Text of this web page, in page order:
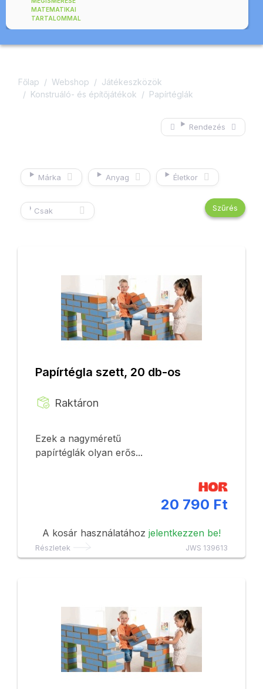
MATEMATIKAI
TARTALOMMAL
Főlap Webshop
Játékeszközök
Konstruáló- és építőjátékok
Papírtéglák
Rendezés
Márka Anyag Életkor
Csak
készleten
Papírtégla szett, 20 db-os
Raktáron
Ezek a nagyméretű
papírtéglák olyan erős...
20 790 Ft
A kosár használatához jelentkezzen be!
Részletek JWS 139613